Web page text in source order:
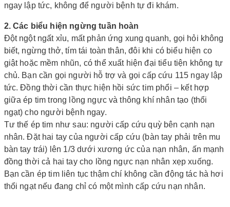
ngay lập tức, không để người bệnh tự đi khám.
2. Các biểu hiện ngừng tuần hoàn
Đột ngột ngất xỉu, mất phản ứng xung quanh, gọi hỏi không
biết, ngừng thở, tím tái toàn thân, đôi khi có biểu hiện co
giật hoặc mềm nhũn, có thể xuất hiện đại tiểu tiện không tự
chủ. Bạn cần gọi người hỗ trợ và gọi cấp cứu 115 ngay lập
tức. Đồng thời cần thực hiện hồi sức tim phổi – kết hợp
giữa ép tim trong lồng ngực và thông khí nhân tạo (thổi
ngạt) cho người bệnh ngay.
Tư thế ép tim như sau: người cấp cứu quỳ bên cạnh nạn
nhân. Đặt hai tay của người cấp cứu (bàn tay phải trên mu
bàn tay trái) lên 1/3 dưới xương ức của nạn nhân, ấn mạnh
đồng thời cả hai tay cho lồng ngực nạn nhân xẹp xuống.
Bạn cần ép tim liên tục thậm chí không cần động tác hà hơi
thổi ngạt nếu đang chỉ có một mình cấp cứu nạn nhân.